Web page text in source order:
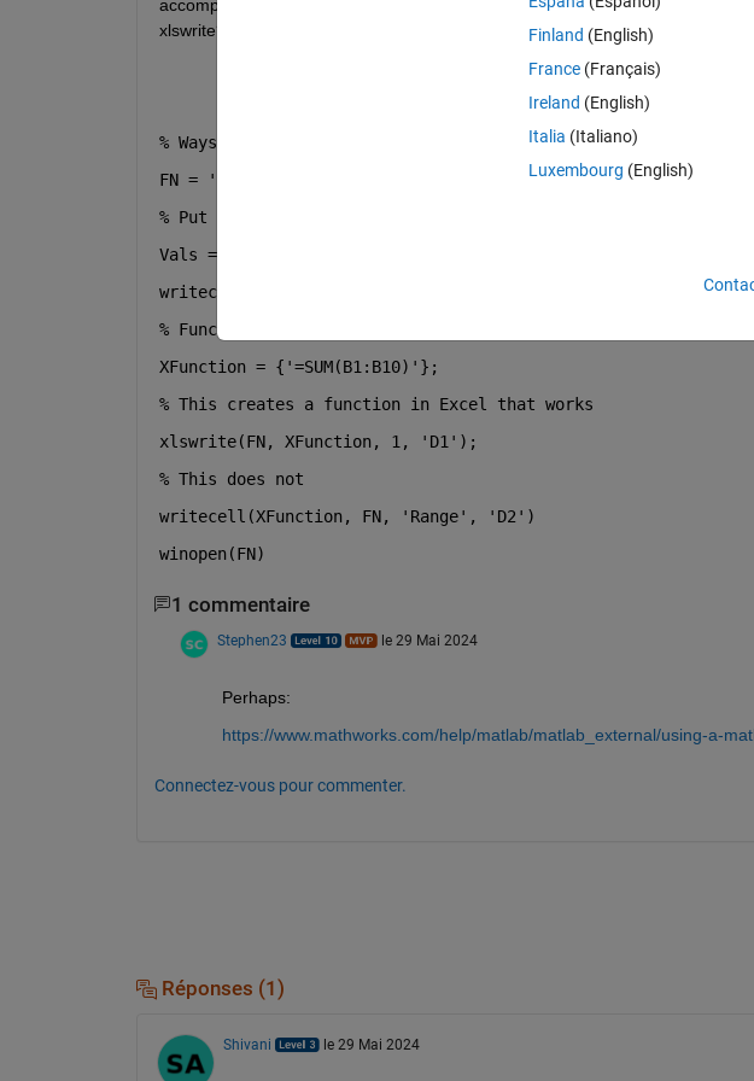
accomplish the same thing without xlswrite.  How can I use another builtin
xlswrite?
% Ways to write to Excel
FN =
'TestFile.xlsx'
% Put some values into the test file
Vals = num2cell(rand(10,3));
writecell(Vals, FN,
% Function for an Excel cell
XFunction = { '=SUM(B1:B10)' };
% This creates a function in Excel that works
xlswrite(FN, XFunction, 1,
'D1' );
% This does not
writecell(XFunction, FN,
'Range' , 'D2' )
winopen(FN)
1 commentaire
Stephen23 le 29 Mai 2024
Perhaps:
https://www.mathworks.com/help/matlab/matlab_external/using-a-
Connectez-vous pour commenter.
Réponses (1)
Shivani le 29 Mai 2024
Finland (English)
France (Français)
Ireland (English)
Italia (Italiano)
Luxembourg (English)